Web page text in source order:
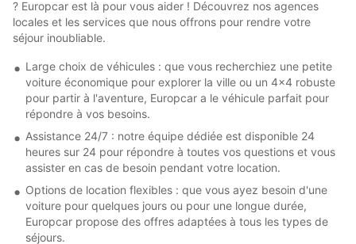
? Europcar est là pour vous aider ! Découvrez nos agences
locales et les services que nous offrons pour rendre votre
séjour inoubliable.
Large choix de véhicules : que vous recherchiez une petite
voiture économique pour explorer la ville ou un 4x4 robuste
pour partir à l'aventure, Europcar a le véhicule parfait pour
répondre à vos besoins.
Assistance 24/7 : notre équipe dédiée est disponible 24
heures sur 24 pour répondre à toutes vos questions et vous
assister en cas de besoin pendant votre location.
Options de location flexibles : que vous ayez besoin d'une
voiture pour quelques jours ou pour une longue durée,
Europcar propose des offres adaptées à tous les types de
séjours.